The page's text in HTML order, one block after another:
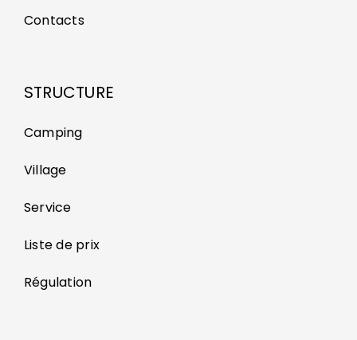
Contacts
STRUCTURE
Camping
Village
Service
Liste de prix
Régulation